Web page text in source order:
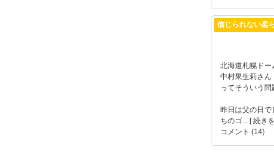
信じられない柔
北海道札幌ドー
中村果生莉さ
ってそういう
昨日は父の日
ちのゴ... [ 続き
コメント (14)